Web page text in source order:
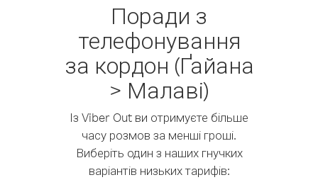
Поради з
телефонування
за кордон (Ґайана
> Малаві)
Із Viber Out ви отримуєте більше
часу розмов за менші гроші.
Виберіть один з наших гнучких
варіантів низьких тарифів: